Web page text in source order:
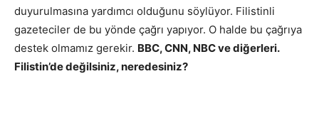
duyurulmasına yardımcı olduğunu söylüyor. Filistinli
gazeteciler de bu yönde çağrı yapıyor. O halde bu çağrıya
destek olmamız gerekir. BBC, CNN, NBC ve diğerleri.
Filistin’de değilsiniz, neredesiniz?